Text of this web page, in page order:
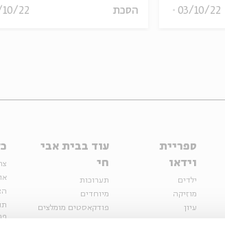
הסכת 22 03/10/22
ספריית
וידאו
ילדים
מוזיקה
עיון
עוד בבית אבי
חי
תערוכות
מיוחדים
פודקאסטים מומלצים